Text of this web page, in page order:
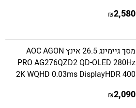
2,580
₪
מסך גיימינג 26.5 אינץ AOC AGON
PRO AG276QZD2 QD-OLED 280Hz
2K WQHD 0.03ms DisplayHDR 400
2,090
₪